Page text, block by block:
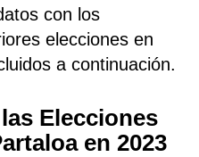
con los
elecciones en
a continuación.
Elecciones
en 2023